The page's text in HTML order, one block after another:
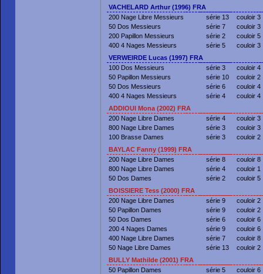
VACHELARD Arthur (1996) FRA
200 Nage Libre Messieurs
série 13
couloir 3
50 Dos Messieurs
série 7
couloir 3
200 Papillon Messieurs
série 2
couloir 5
400 4 Nages Messieurs
série 5
couloir 3
VERWEIRDE Lucas (1997) FRA
100 Dos Messieurs
série 3
couloir 4
50 Papillon Messieurs
série 10
couloir 2
50 Dos Messieurs
série 6
couloir 4
400 4 Nages Messieurs
série 4
couloir 4
ADDIOUI Mona (2002) FRA
200 Nage Libre Dames
série 4
couloir 3
800 Nage Libre Dames
série 3
couloir 3
100 Brasse Dames
série 3
couloir 2
BAYLAC Fanny (1999) FRA
200 Nage Libre Dames
série 8
couloir 8
800 Nage Libre Dames
série 4
couloir 1
50 Dos Dames
série 2
couloir 5
BOISSIERE Tess (2000) FRA
200 Nage Libre Dames
série 9
couloir 2
50 Papillon Dames
série 9
couloir 2
50 Dos Dames
série 6
couloir 6
200 4 Nages Dames
série 9
couloir 6
400 Nage Libre Dames
série 7
couloir 8
50 Nage Libre Dames
série 13
couloir 2
BULLY Mathilde (2001) FRA
50 Papillon Dames
série 5
couloir 6